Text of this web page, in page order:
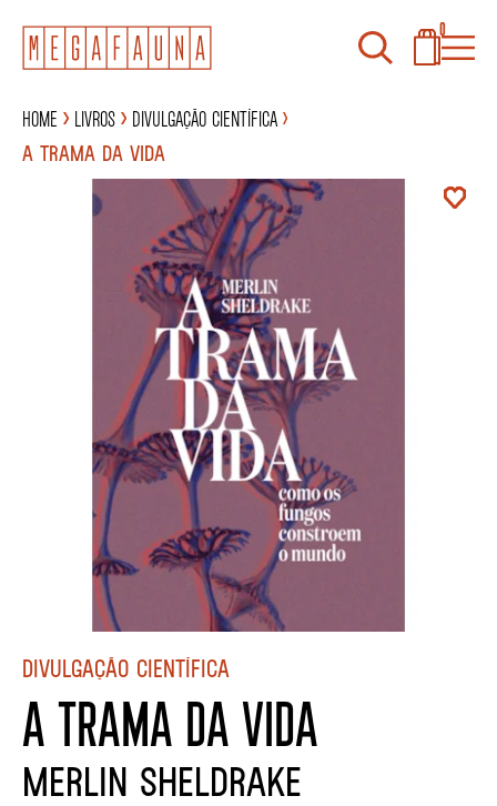
0
Home Livros
Divulgação científica
A TRAMA DA VIDA
Divulgação científica
A TRAMA DA VIDA
Merlin Sheldrake